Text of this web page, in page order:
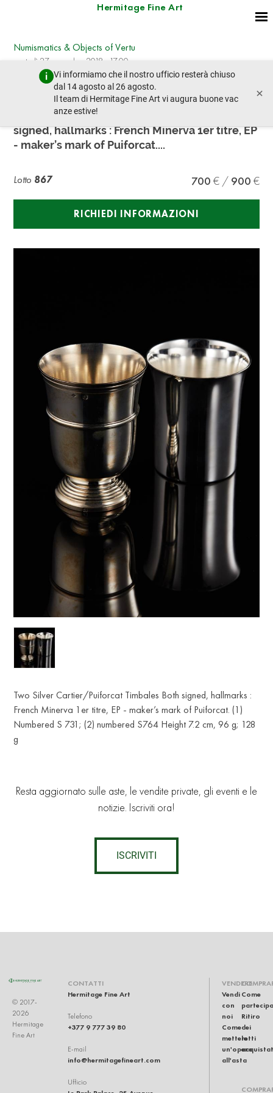
Hermitage Fine Art
Vi informiamo che il nostro ufficio resterà chiuso
dal 14 agosto al 26 agosto.
Il team di Hermitage Fine Art vi augura buone vac
anze estive!
×
Numismatics & Objects of Vertu
martedì 27 novembre 2018 - 17:00
lotto precedente lotto prossimo
Two Silver Cartier/Puiforcat Timbales Both
signed, hallmarks : French Minerva 1er titre, EP
- maker’s mark of Puiforcat....
Lotto 867 700 900
RICHIEDI INFORMAZIONI
Two Silver Cartier/Puiforcat Timbales Both signed, hallmarks :
French Minerva 1er titre, EP - maker’s mark of Puiforcat. (1)
Numbered S 731; (2) numbered S764 Height 7.2 cm, 96 g; 128
g
Resta aggiornato sulle aste, le vendite private, gli eventi e le
notizie. Iscriviti ora!
ISCRIVITI
© 2017-
2026
Hermitage
Fine Art
CONTATTI
Hermitage Fine Art
Telefono
+377 9 777 39 80
E-mail
info@hermitagefineart.com
Ufficio
VENDERE
Vendi
con
noi
Come
mettere
un'opera
all'asta
Come
Ritiro
dei
lotti